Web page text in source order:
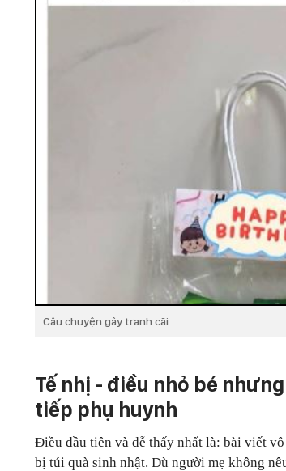
Câu chuyện gây tranh cãi
Tế nhị - điều nhỏ bé
tiếp phụ huynh
Điều đầu tiên và dễ thấy nhất là: bài viết
bị túi quà sinh nhật. Dù người mẹ không